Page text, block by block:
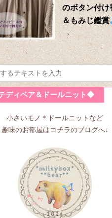
のボタン付け
＆もみじ鑑賞
ディベア＆ドールニット◆
小さいモノ＊ドールニットなど
趣味のお部屋はコチラのブログへ↓